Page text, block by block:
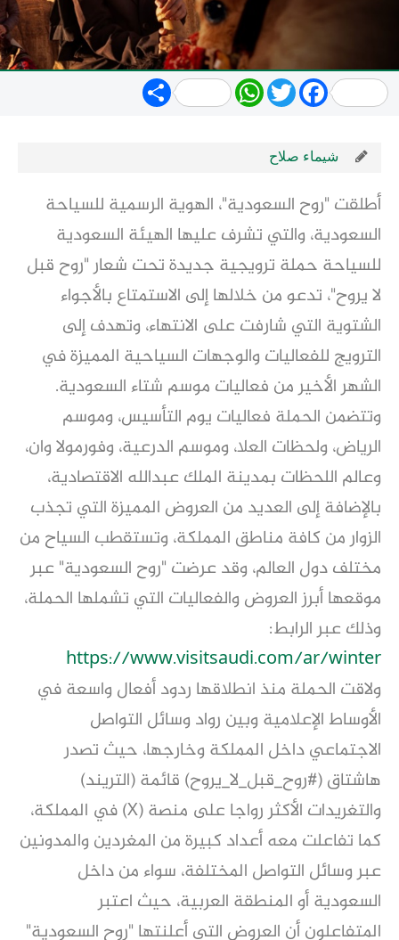
Share WhatsApp
TwitterFacebook
شيماء صلاح
أطلقت "روح السعودية"، الهوية الرسمية للسياحة
السعودية، والتي تشرف عليها الهيئة السعودية
للسياحة حملة ترويجية جديدة تحت شعار "روح قبل
لا يروح"، تدعو من خلالها إلى الاستمتاع بالأجواء
الشتوية التي شارفت على الانتهاء، وتهدف إلى
الترويج للفعاليات والوجهات السياحية المميزة في
الشهر الأخير من فعاليات موسم شتاء السعودية.
وتتضمن الحملة فعاليات يوم التأسيس، وموسم
الرياض، ولحظات العلا، وموسم الدرعية، وفورمولا وان،
وعالم اللحظات بمدينة الملك عبدالله الاقتصادية،
بالإضافة إلى العديد من العروض المميزة التي تجذب
الزوار من كافة مناطق المملكة، وتستقطب السياح من
مختلف دول العالم، وقد عرضت "روح السعودية" عبر
موقعها أبرز العروض والفعاليات التي تشملها الحملة،
وذلك عبر الرابط:
https://www.visitsaudi.com/ar/winter
ولاقت الحملة منذ انطلاقها ردود أفعال واسعة في
الأوساط الإعلامية وبين رواد وسائل التواصل
الاجتماعي داخل المملكة وخارجها، حيث تصدر
هاشتاق (#روح_قبل_لا_يروح) قائمة (التريند)
والتغريدات الأكثر رواجا على منصة (X) في المملكة،
كما تفاعلت معه أعداد كبيرة من المغردين والمدونين
عبر وسائل التواصل المختلفة، سواء من داخل
السعودية أو المنطقة العربية، حيث اعتبر
المتفاعلون أن العروض التي أعلنتها "روح السعودية"